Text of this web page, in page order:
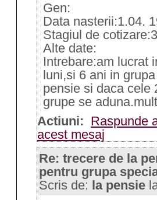
Gen:
Data nasterii:1.04.
Stagiul de
Alte date:
Intrebare:am lucrat
luni,si 6 ani in
pensie si daca cele
grupe se
Actiuni: Raspunde
acest mesaj
Re: trecere de la
pentru grupa
Scris de: la pensie